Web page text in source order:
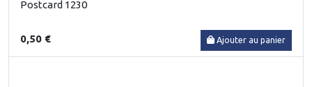
Postcard 1230
0,50 € Ajouter au panier